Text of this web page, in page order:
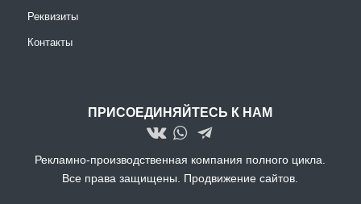
Реквизиты
Контакты
ПРИСОЕДИНЯЙТЕСЬ К НАМ
Рекламно-производственная компания полного цикла.
Все права защищены. Продвижение сайтов.